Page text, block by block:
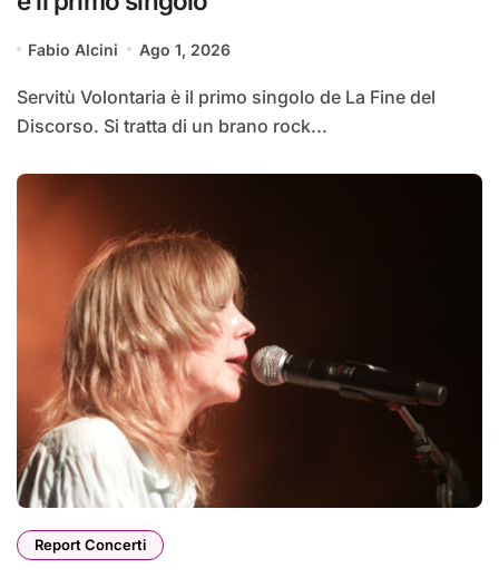
Fabio Alcini Ago 1, 2026
Servitù Volontaria è il primo singolo de La Fine del
Discorso. Si tratta di un brano rock...
Report Concerti